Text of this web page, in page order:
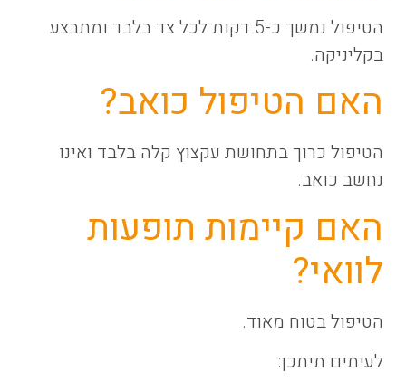
הטיפול נמשך כ-5 דקות לכל צד בלבד ומתבצע
בקליניקה.
האם הטיפול כואב?
הטיפול כרוך בתחושת עקצוץ קלה בלבד ואינו
נחשב כואב.
האם קיימות תופעות
לוואי?
הטיפול בטוח מאוד.
לעיתים תיתכן: